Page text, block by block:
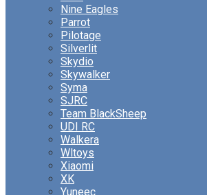
Nine Eagles
Parrot
Pilotage
Silverlit
Skydio
Skywalker
Syma
SJRC
Team BlackSheep
UDI RC
Walkera
Wltoys
Xiaomi
XK
Yuneec